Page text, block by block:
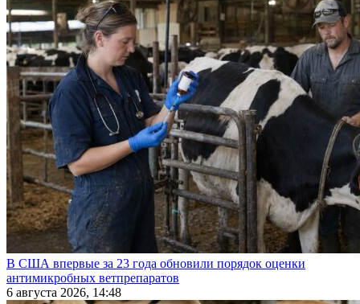
В США впервые за 23 года обновили порядок оценки
антимикробных ветпрепаратов
6 августа 2026, 14:48